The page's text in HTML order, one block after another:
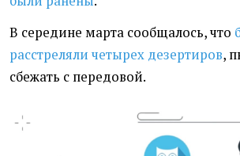
В середине марта сообщалось, что
расстреляли четырех дезертиров,
сбежать с передовой.